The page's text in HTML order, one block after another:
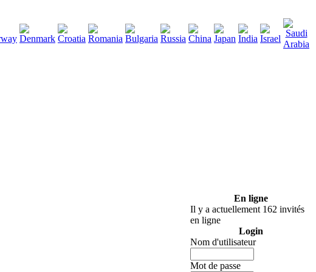
En ligne
Il y a actuellement 162 invités
en ligne
Login
Nom d'utilisateur
Mot de passe